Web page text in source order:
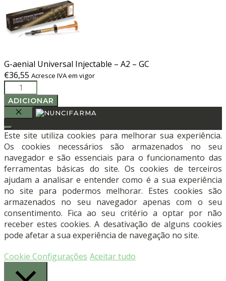
G-aenial Universal Injectable – A2 – GC
€36,55 Acresce IVA em vigor
Quantidade
de
G-
aenial
Universal
Injectable
-
A2
-
GC
ADICIONAR
Este site utiliza cookies para melhorar sua experiência.
Os cookies necessários são armazenados no seu
navegador e são essenciais para o funcionamento das
ferramentas básicas do site. Os cookies de terceiros
ajudam a analisar e entender como é a sua experiência
no site para podermos melhorar. Estes cookies são
armazenados no seu navegador apenas com o seu
consentimento. Fica ao seu critério a optar por não
receber estes cookies. A desativação de alguns cookies
pode afetar a sua experiência de navegação no site.
Cookie Configurações Aceitar tudo